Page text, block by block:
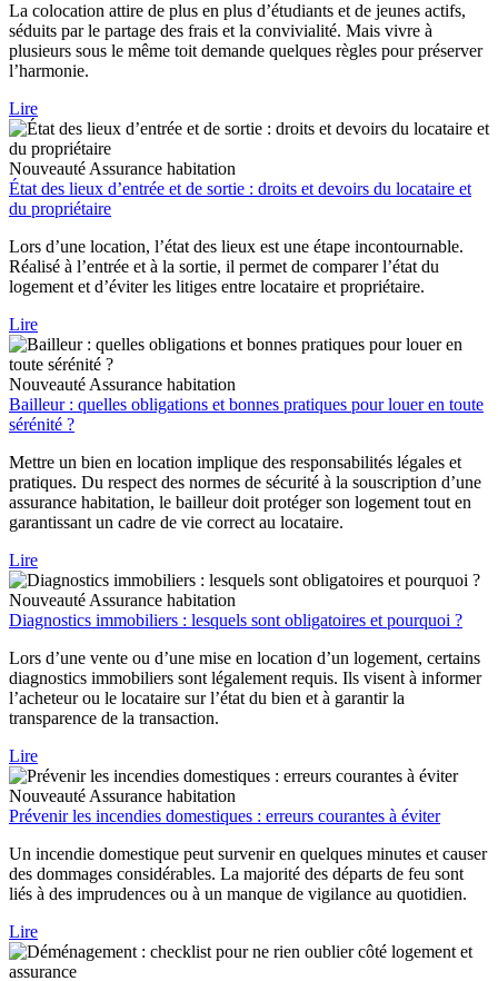
La colocation attire de plus en plus d’étudiants et de jeunes actifs,
séduits par le partage des frais et la convivialité. Mais vivre à
plusieurs sous le même toit demande quelques règles pour préserver
l’harmonie.
Lire
Nouveauté Assurance habitation
État des lieux d’entrée et de sortie : droits et devoirs du locataire et
du propriétaire
Lors d’une location, l’état des lieux est une étape incontournable.
Réalisé à l’entrée et à la sortie, il permet de comparer l’état du
logement et d’éviter les litiges entre locataire et propriétaire.
Lire
Nouveauté Assurance habitation
Bailleur : quelles obligations et bonnes pratiques pour louer en toute
sérénité ?
Mettre un bien en location implique des responsabilités légales et
pratiques. Du respect des normes de sécurité à la souscription d’une
assurance habitation, le bailleur doit protéger son logement tout en
garantissant un cadre de vie correct au locataire.
Lire
Nouveauté Assurance habitation
Diagnostics immobiliers : lesquels sont obligatoires et pourquoi ?
Lors d’une vente ou d’une mise en location d’un logement, certains
diagnostics immobiliers sont légalement requis. Ils visent à informer
l’acheteur ou le locataire sur l’état du bien et à garantir la
transparence de la transaction.
Lire
Nouveauté Assurance habitation
Prévenir les incendies domestiques : erreurs courantes à éviter
Un incendie domestique peut survenir en quelques minutes et causer
des dommages considérables. La majorité des départs de feu sont
liés à des imprudences ou à un manque de vigilance au quotidien.
Lire